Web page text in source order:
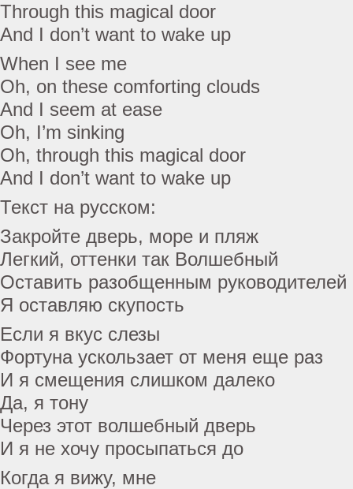
Through this magical door
And I don’t want to wake up
When I see me
Oh, on these comforting clouds
And I seem at ease
Oh, I’m sinking
Oh, through this magical door
And I don’t want to wake up
Текст на русском:
Закройте дверь, море и пляж
Легкий, оттенки так Волшебный
Оставить разобщенным руководителей
Я оставляю скупость
Если я вкус слезы
Фортуна ускользает от меня еще раз
И я смещения слишком далеко
Да, я тону
Через этот волшебный дверь
И я не хочу просыпаться до
Когда я вижу, мне